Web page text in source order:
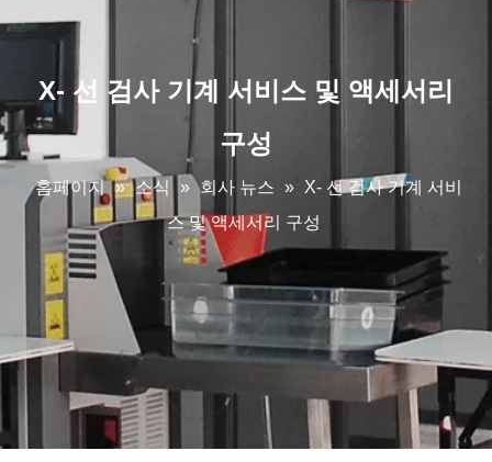
X- 선 검사 기계 서비스 및 액세서리
구성
홈페이지 » 소식 » 회사 뉴스 » X- 선 검사 기계 서비
스 및 액세서리 구성